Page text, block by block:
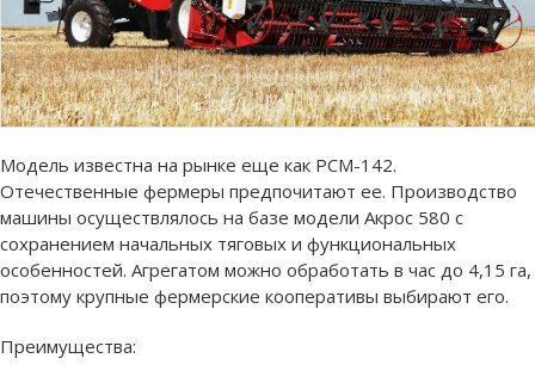
Модель известна на рынке еще как РСМ-142.
Отечественные фермеры предпочитают ее. Производство
машины осуществлялось на базе модели Акрос 580 с
сохранением начальных тяговых и функциональных
особенностей. Агрегатом можно обработать в час до 4,15 га,
поэтому крупные фермерские кооперативы выбирают его.
Преимущества: